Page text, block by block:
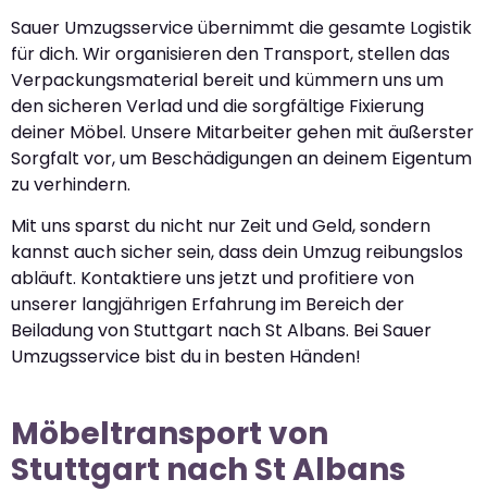
Sauer Umzugsservice übernimmt die gesamte Logistik
für dich. Wir organisieren den Transport, stellen das
Verpackungsmaterial bereit und kümmern uns um
den sicheren Verlad und die sorgfältige Fixierung
deiner Möbel. Unsere Mitarbeiter gehen mit äußerster
Sorgfalt vor, um Beschädigungen an deinem Eigentum
zu verhindern.
Mit uns sparst du nicht nur Zeit und Geld, sondern
kannst auch sicher sein, dass dein Umzug reibungslos
abläuft. Kontaktiere uns jetzt und profitiere von
unserer langjährigen Erfahrung im Bereich der
Beiladung von Stuttgart nach St Albans. Bei Sauer
Umzugsservice bist du in besten Händen!
Möbeltransport von
Stuttgart nach St Albans